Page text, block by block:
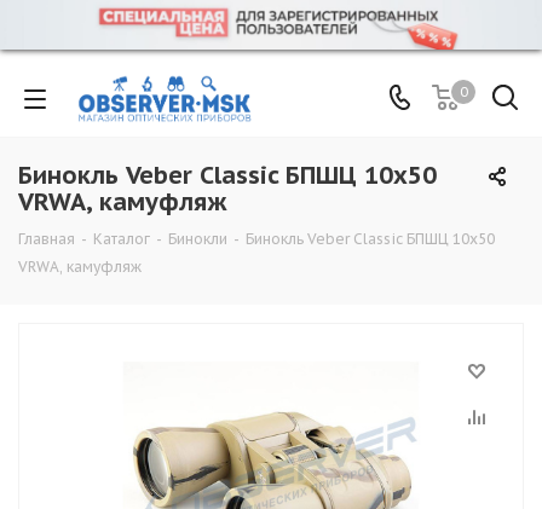
0
Бинокль Veber Classic БПШЦ 10х50
VRWA, камуфляж
Главная - Каталог - Бинокли - Бинокль Veber Classic БПШЦ 10х50
VRWA, камуфляж